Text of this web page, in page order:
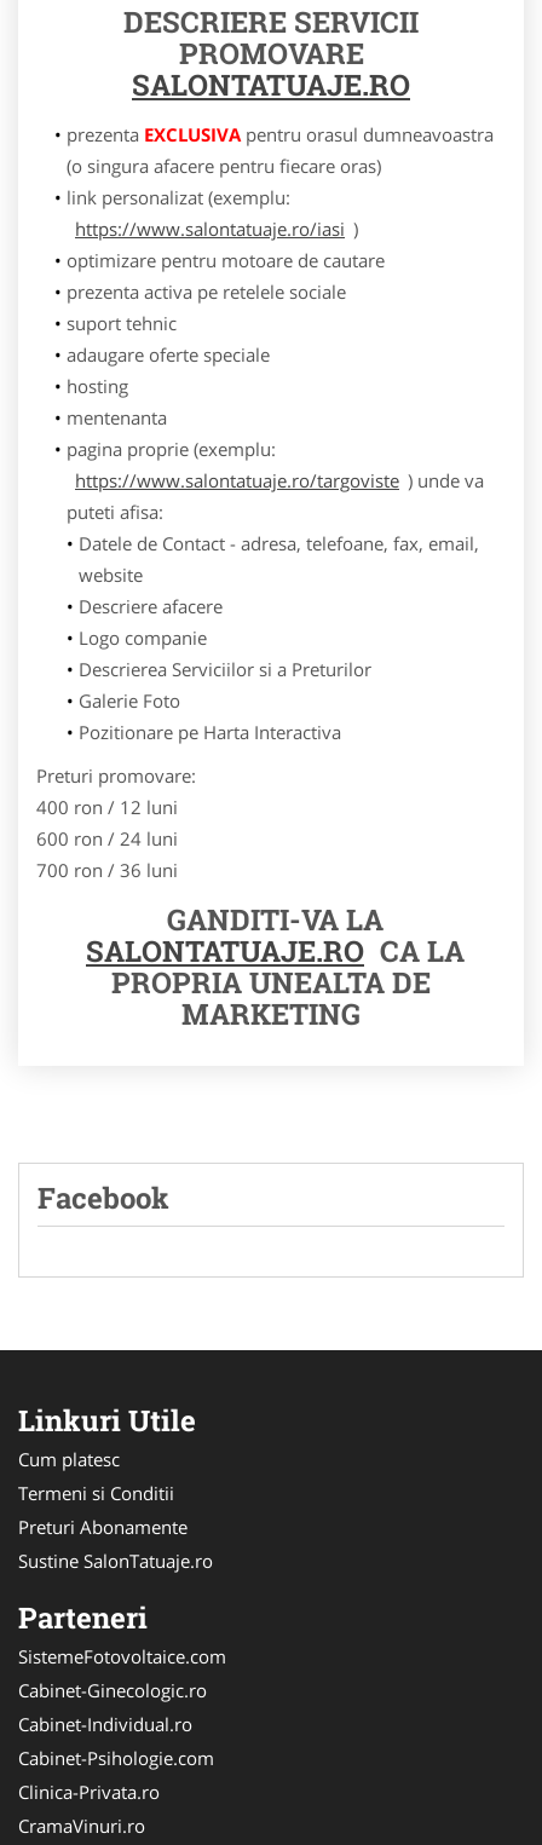
DESCRIERE SERVICII
PROMOVARE
SALONTATUAJE.RO
prezenta EXCLUSIVApentru orasul dumneavoastra
(o singura afacere pentru fiecare oras)
link personalizat (exemplu:
https://www.salontatuaje.ro/iasi )
optimizare pentru motoare de cautare
prezenta activa pe retelele sociale
suport tehnic
adaugare oferte speciale
hosting
mentenanta
pagina proprie (exemplu:
https://www.salontatuaje.ro/targoviste ) unde va
puteti afisa:
Datele de Contact - adresa, telefoane, fax, email,
website
Descriere afacere
Logo companie
Descrierea Serviciilor si a Preturilor
Galerie Foto
Pozitionare pe Harta Interactiva
Preturi promovare:
400 ron / 12 luni
600 ron / 24 luni
700 ron / 36 luni
GANDITI-VA LA
SALONTATUAJE.RO CA LA
PROPRIA UNEALTA DE
MARKETING
Facebook
Linkuri Utile
Cum platesc
Termeni si Conditii
Preturi Abonamente
Sustine SalonTatuaje.ro
Parteneri
SistemeFotovoltaice.com
Cabinet-Ginecologic.ro
Cabinet-Individual.ro
Cabinet-Psihologie.com
Clinica-Privata.ro
CramaVinuri.ro